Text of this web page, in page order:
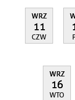
WRZ
11
CZW
WRZ
16
WTO